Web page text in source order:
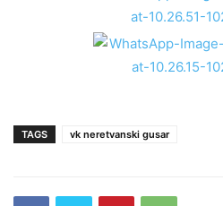
TAGS vk neretvanski gusar